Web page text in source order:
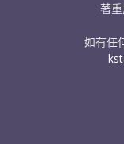
著
如有任